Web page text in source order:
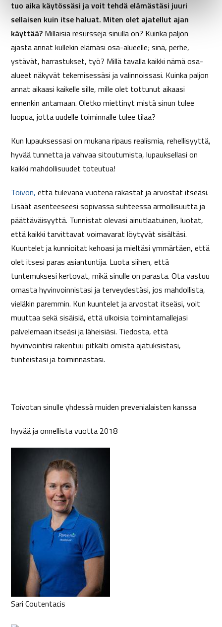
tuo aika käytössäsi ja voit tehdä elämästäsi juuri
sellaisen kuin itse haluat. Miten olet ajatellut ajan
käyttää? Millaisia resursseja sinulla on? Kuinka paljon
ajasta annat kullekin elämäsi osa-alueelle; sinä, perhe,
ystävät, harrastukset, työ? Millä tavalla kaikki nämä osa-
alueet näkyvät tekemisessäsi ja valinnoissasi. Kuinka paljon
annat aikaasi kaikelle sille, mille olet tottunut aikaasi
ennenkin antamaan. Oletko miettinyt mistä sinun tulee
luopua, jotta uudelle toiminnalle tulee tilaa?
Kun lupauksessasi on mukana ripaus realismia, rehellisyyttä,
hyvää tunnetta ja vahvaa sitoutumista, lupauksellasi on
kaikki mahdollisuudet toteutua!
Toivon, että tulevana vuotena rakastat ja arvostat itseäsi.
Lisäät asenteeseesi sopivassa suhteessa armollisuutta ja
päättäväisyyttä. Tunnistat olevasi ainutlaatuinen, luotat,
että kaikki tarvittavat voimavarat löytyvät sisältäsi.
Kuuntelet ja kunnioitat kehoasi ja mieltäsi ymmärtäen, että
olet itsesi paras asiantuntija. Luota siihen, että
tuntemuksesi kertovat, mikä sinulle on parasta. Ota vastuu
omasta hyvinvoinnistasi ja terveydestäsi, jos mahdollista,
vieläkin paremmin. Kun kuuntelet ja arvostat itseäsi, voit
muuttaa sekä sisäisiä, että ulkoisia toimintamallejasi
palvelemaan itseäsi ja läheisiäsi. Tiedosta, että
hyvinvointisi rakentuu pitkälti omista ajatuksistasi,
tunteistasi ja toiminnastasi.
Toivotan sinulle yhdessä muiden prevenialaisten kanssa
hyvää ja onnellista vuotta 2018
Sari Coutentacis